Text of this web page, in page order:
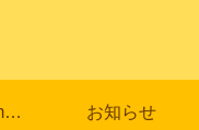
お客様からのお葉書m(_ _)m お知らせ